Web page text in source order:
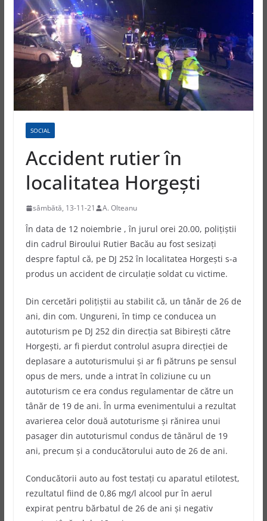
SOCIAL
Accident rutier în
localitatea Horgești
sâmbătă, 13-11-21 A. Olteanu
În data de 12 noiembrie , în jurul orei 20.00, polițiștii
din cadrul Biroului Rutier Bacău au fost sesizaţi
despre faptul că, pe DJ 252 în localitatea Horgeşti s-a
produs un accident de circulaţie soldat cu victime.
Din cercetări polițiștii au stabilit că, un tânăr de 26 de
ani, din com. Ungureni, în timp ce conducea un
autoturism pe DJ 252 din direcţia sat Bibireşti către
Horgești, ar fi pierdut controlul asupra direcţiei de
deplasare a autoturismului și ar fi pătruns pe sensul
opus de mers, unde a intrat în coliziune cu un
autoturism ce era condus regulamentar de către un
tânăr de 19 de ani. În urma evenimentului a rezultat
avarierea celor două autoturisme şi rănirea unui
pasager din autoturismul condus de tânărul de 19
ani, precum și a conducătorului auto de 26 de ani.
Conducătorii auto au fost testaţi cu aparatul etilotest,
rezultatul fiind de 0,86 mg/l alcool pur în aerul
expirat pentru bărbatul de 26 de ani și negativ